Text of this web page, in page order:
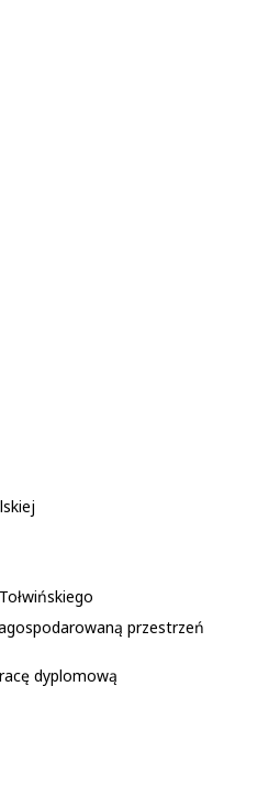
przestrzeń
dyplomową